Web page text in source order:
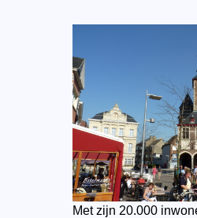
Met zijn 20.000